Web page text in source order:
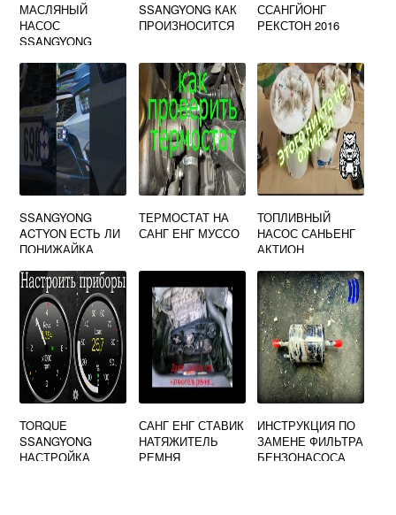
МАСЛЯНЫЙ
НАСОС
SSANGYONG
SSANGYONG КАК
ПРОИЗНОСИТСЯ
ССАНГЙОНГ
РЕКСТОН 2016
SSANGYONG
ACTYON ЕСТЬ ЛИ
ПОНИЖАЙКА
ТЕРМОСТАТ НА
САНГ ЕНГ МУССО
ТОПЛИВНЫЙ
НАСОС САНЬЕНГ
АКТИОН
TORQUE
SSANGYONG
НАСТРОЙКА
САНГ ЕНГ СТАВИК
НАТЯЖИТЕЛЬ
РЕМНЯ
ИНСТРУКЦИЯ ПО
ЗАМЕНЕ ФИЛЬТРА
БЕНЗОНАСОСА